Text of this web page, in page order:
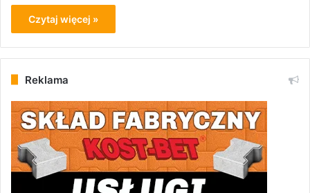
Czytaj więcej »
Reklama